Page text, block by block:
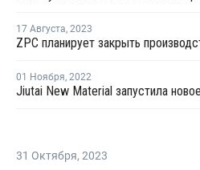
17 Августа, 2023
01 Ноября, 2022
31 Октября, 2023